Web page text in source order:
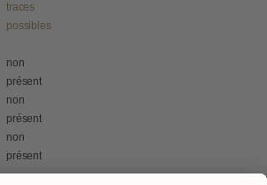
traces
possibles
non
présent
non
présent
non
présent